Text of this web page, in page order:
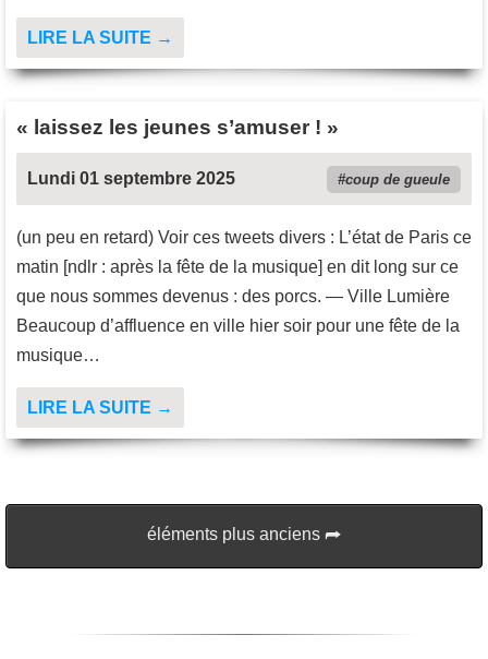
LIRE LA SUITE →
« laissez les jeunes s’amuser ! »
Lundi 01 septembre 2025 coup de gueule
(un peu en retard) Voir ces tweets divers : L’état de Paris ce
matin [ndlr : après la fête de la musique] en dit long sur ce
que nous sommes devenus : des porcs. — Ville Lumière
Beaucoup d’affluence en ville hier soir pour une fête de la
musique…
LIRE LA SUITE →
éléments plus anciens